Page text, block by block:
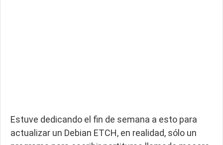
Estuve dedicando el fin de semana a esto para
actualizar un Debian ETCH, en realidad, sólo un